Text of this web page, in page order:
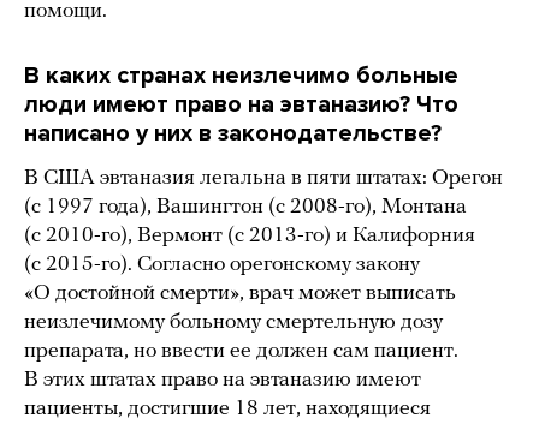
помощи.
В каких странах неизлечимо больные
люди имеют право на эвтаназию? Что
написано у них в законодательстве?
В США эвтаназия легальна в пяти штатах: Орегон
(с 1997 года), Вашингтон (с 2008-го), Монтана
(с 2010-го), Вермонт (с 2013-го) и Калифорния
(с 2015-го). Согласно орегонскому закону
«О достойной смерти», врач может выписать
неизлечимому больному смертельную дозу
препарата, но ввести ее должен сам пациент.
В этих штатах право на эвтаназию имеют
пациенты, достигшие 18 лет, находящиеся